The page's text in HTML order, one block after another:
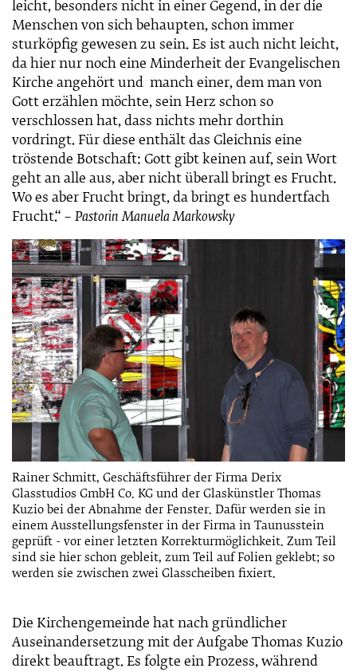
leicht, besonders nicht in einer Gegend, in der die
Menschen von sich behaupten, schon immer
sturköpfig gewesen zu sein. Es ist auch nicht leicht,
da hier nur noch eine Minderheit der Evangelischen
Kirche angehört und manch einer, dem man von
Gott erzählen möchte, sein Herz schon so
verschlossen hat, dass nichts mehr dorthin
vordringt. Für diese enthält das Gleichnis eine
tröstende Botschaft: Gott gibt keinen auf, sein Wort
geht an alle aus, aber nicht überall bringt es Frucht.
Wo es aber Frucht bringt, da bringt es hundertfach
Frucht.“ – Pastorin Manuela Markowsky
Rainer Schmitt, Geschäftsführer der Firma Derix
Glasstudios GmbH Co. KG und der Glaskünstler Thomas
Kuzio bei der Abnahme der Fenster. Dafür werden sie in
einem Ausstellungsfenster in der Firma in Taunusstein
geprüft - vor einer letzten Korrekturmöglichkeit. Zum Teil
sind sie hier schon gebleit, zum Teil auf Folien geklebt; so
werden sie zwischen zwei Glasscheiben fixiert.
Die Kirchengemeinde hat nach gründlicher
Auseinandersetzung mit der Aufgabe Thomas Kuzio
direkt beauftragt. Es folgte ein Prozess, während